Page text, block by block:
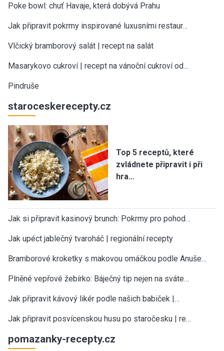
Poke bowl: chuť Havaje, která dobývá Prahu
Jak připravit pokrmy inspirované luxusními restaur…
Vlčický bramborový salát | recept na salát
Masarykovo cukroví | recept na vánoční cukroví od…
Pindruše
staroceskerecepty.cz
Top 5 receptů, které
zvládnete připravit i při
hra…
Jak si připravit kasinový brunch: Pokrmy pro pohod…
Jak upéct jablečný tvaroháč | regionální recepty
Bramborové kroketky s makovou omáčkou podle Anuše…
Plněné vepřové žebírko: Báječný tip nejen na sváte…
Jak připravit kávový likér podle našich babiček |…
Jak připravit posvícenskou husu po staročesku | re…
pomazanky-recepty.cz